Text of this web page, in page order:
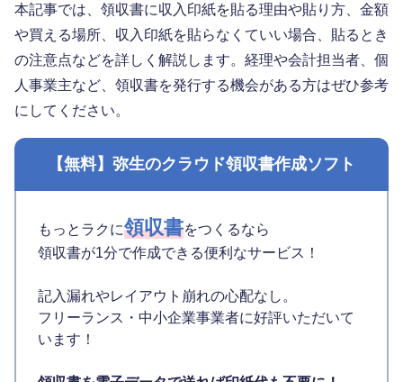
本記事では、領収書に収入印紙を貼る理由や貼り方、金額
や買える場所、収入印紙を貼らなくていい場合、貼るとき
の注意点などを詳しく解説します。経理や会計担当者、個
人事業主など、領収書を発行する機会がある方はぜひ参考
にしてください。
【無料】弥生のクラウド領収書作成ソフト
もっとラクに領収書をつくるなら
領収書が1分で作成できる便利なサービス！
記入漏れやレイアウト崩れの心配なし。
フリーランス・中小企業事業者に好評いただいて
います！